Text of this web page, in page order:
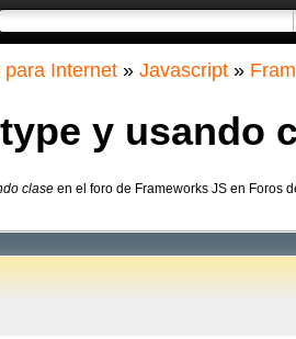
Internet » Javascript »
y usando
clase en el foro de Frameworks JS en Foros